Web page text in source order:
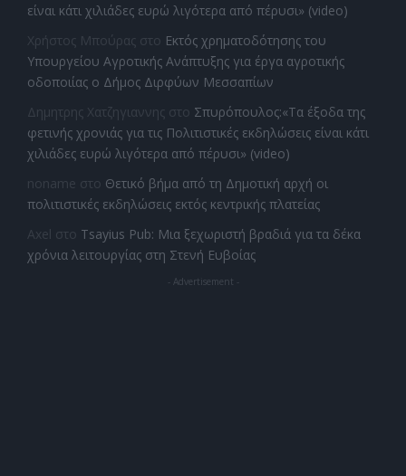
είναι κάτι χιλιάδες ευρώ λιγότερα από πέρυσι» (video)
Χρήστος Μπούρας στο Εκτός χρηματοδότησης του
Υπουργείου Αγροτικής Ανάπτυξης για έργα αγροτικής
οδοποιίας ο Δήμος Διρφύων Μεσσαπίων
Δημητρης Χατζηγιαννης στο Σπυρόπουλος:«Τα έξοδα της
φετινής χρονιάς για τις Πολιτιστικές εκδηλώσεις είναι κάτι
χιλιάδες ευρώ λιγότερα από πέρυσι» (video)
noname στο Θετικό βήμα από τη Δημοτική αρχή οι
πολιτιστικές εκδηλώσεις εκτός κεντρικής πλατείας
Axel στο Tsayius Pub: Μια ξεχωριστή βραδιά για τα δέκα
χρόνια λειτουργίας στη Στενή Ευβοίας
- Advertisement -